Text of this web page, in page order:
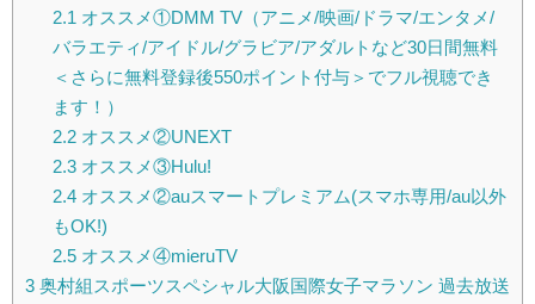
2.1 オススメ①DMM TV（アニメ/映画/ドラマ/エンタメ/
バラエティ/アイドル/グラビア/アダルトなど30日間無料
＜さらに無料登録後550ポイント付与＞でフル視聴でき
ます！）
2.2オススメ②UNEXT
2.3オススメ③Hulu!
2.4オススメ②auスマートプレミアム(スマホ専用/au以外
もOK!)
2.5オススメ④mieruTV
3 奥村組スポーツスペシャル大阪国際女子マラソン 過去放送